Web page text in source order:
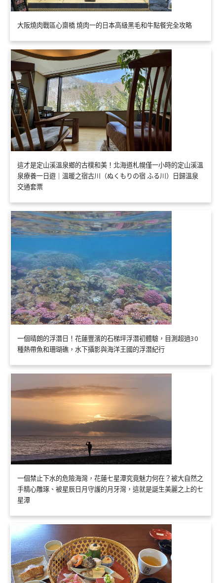
大阪燒肉戰區心齋橋 燒肉一的日本高級黑毛和牛點餐完全攻略
這才是定山溪溫泉鄉的古樸和美！北海道札幌僅一小時的定山溪溫
泉療養一日遊｜溫暖之宿古川（ぬくもりの宿 ふる川）日歸溫泉
交通套票
一個晴朗的浮潛日！花蓮豐濱的石梯坪浮潛初體驗，目測超過30
種熱帶魚和珊瑚礁，水下攝影與海洋王國的浮潛紀行
一個禁止下水的危險海灣，花蓮七星潭究竟魅力何在？被大自然之
手精心雕琢、被星辰日月守護的月牙灣，這就是誕生美麗之上的七
星潭